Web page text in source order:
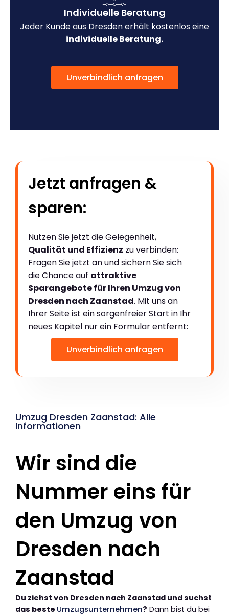
Individuelle Beratung
Jeder Kunde aus Dresden erhält kostenlos eine
individuelle Beratung.
Unverbindlich anfragen
Jetzt anfragen &
sparen:
Nutzen Sie jetzt die Gelegenheit,
Qualität und Effizienz zu verbinden:
Fragen Sie jetzt an und sichern Sie sich
die Chance auf attraktive
Sparangebote für Ihren Umzug von
Dresden nach Zaanstad. Mit uns an
Ihrer Seite ist ein sorgenfreier Start in Ihr
neues Kapitel nur ein Formular entfernt:
Unverbindlich anfragen
Umzug Dresden Zaanstad: Alle
Informationen
Wir sind die
Nummer eins für
den Umzug von
Dresden nach
Zaanstad
Du ziehst von Dresden nach Zaanstad und suchst
das beste Umzugsunternehmen? Dann bist du bei